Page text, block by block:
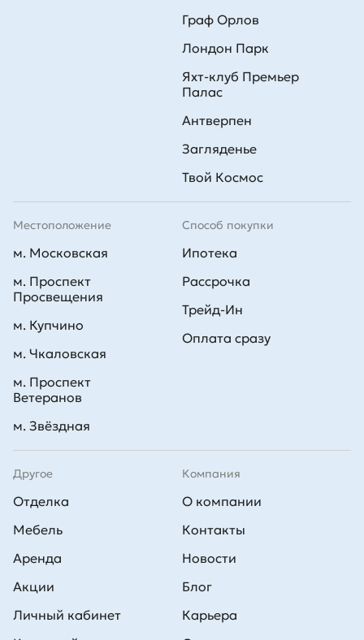
Способ покупки
Ипотека
Рассрочка
Трейд-Ин
Оплата сразу
Граф Орлов
Лондон Парк
Яхт-клуб Премьер
Палас
Антверпен
Загляденье
Твой Космос
Другое
Отделка
Мебель
Аренда
Акции
Личный кабинет
Компания
О компании
Контакты
Новости
Блог
Карьера
Местоположение
м. Московская
м. Проспект
Просвещения
м. Купчино
м. Чкаловская
м. Проспект
Ветеранов
м. Звёздная